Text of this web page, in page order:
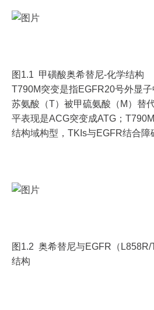
图1.1 甲磺酸奥希替尼-化学结构
T790M突变是指EGFR20号外显
苏氨酸（T）被甲硫氨酸（M）替
平表现是ACG突变成ATG；
结构域构型，TKIs与EGFR结合障
图1.2 奥希替尼与EGFR（
结构